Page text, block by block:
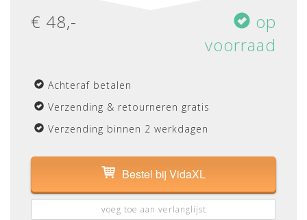
€ 48,-
op
voorraad
Achteraf betalen
Verzending & retourneren gratis
Verzending binnen 2 werkdagen
Bestel bij VidaXL
voeg toe aan verlanglijst